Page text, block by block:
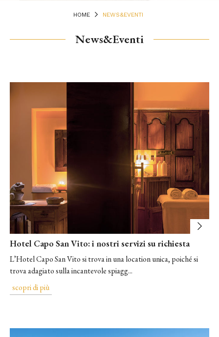
HOME NEWS&EVENTI
News&Eventi
Hotel Capo San Vito: i nostri servizi su richiesta
L’​Hotel Capo San Vito​ si trova in una location unica, poiché si
trova adagiato sulla incantevole ​spiagg...
scopri di più